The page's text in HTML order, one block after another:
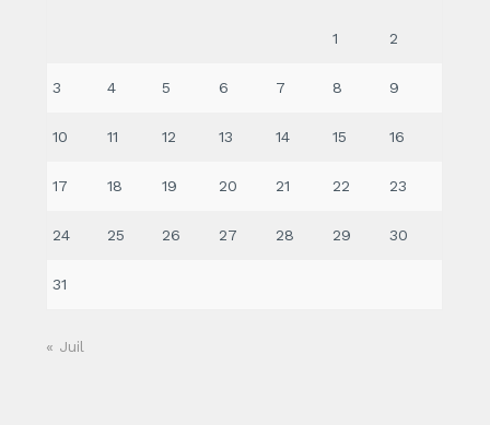
1 2
3 4 5 6 7 8 9
10 11 12 13 14 15 16
17 18 19 20 21 22 23
24 25 26 27 28 29 30
31
« Juil